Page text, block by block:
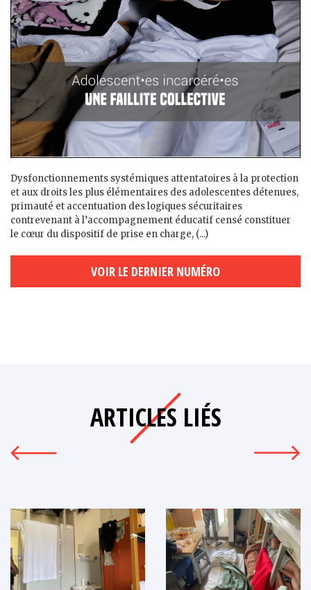
Dysfonctionnements systémiques attentatoires à la protection
et aux droits les plus élémentaires des adolescent·es détenu·es,
primauté et accentuation des logiques sécuritaires
contrevenant à l’accompagnement éducatif censé constituer
le cœur du dispositif de prise en charge, (...)
VOIR LE DERNIER NUMÉRO
ARTICLES LIÉS